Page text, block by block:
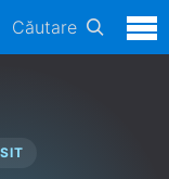
Căutare